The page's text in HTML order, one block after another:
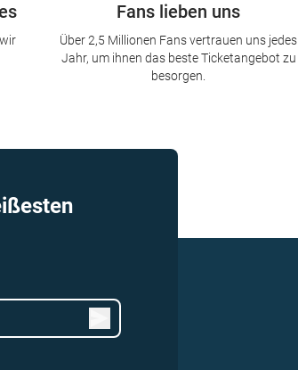
Fans lieben uns
Über 2,5 Millionen Fans vertrauen uns jedes
Jahr, um ihnen das beste Ticketangebot zu
besorgen.